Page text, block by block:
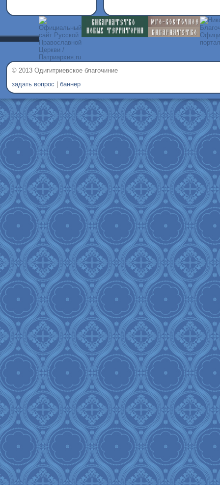
© 2013 Одигитриевское благочиние
задать вопрос
баннер